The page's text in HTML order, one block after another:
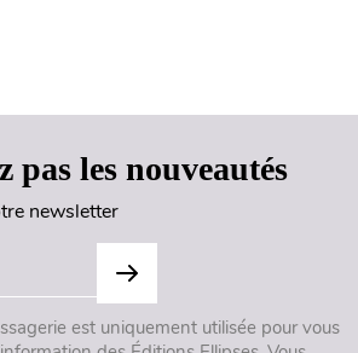
pas les nouveautés
newsletter
est uniquement utilisée pour vous